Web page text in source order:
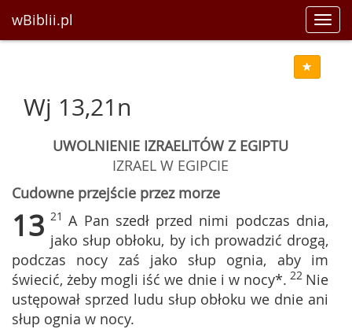
wBiblii.pl
Wj 13,21n
UWOLNIENIE IZRAELITÓW Z EGIPTU
IZRAEL W EGIPCIE
Cudowne przejście przez morze
13 21 A Pan szedł przed nimi podczas dnia,
jako słup obłoku, by ich prowadzić drogą,
podczas nocy zaś jako słup ognia, aby im
świecić, żeby mogli iść we dnie i w nocy*. 22 Nie
ustępował sprzed ludu słup obłoku we dnie ani
słup ognia w nocy.